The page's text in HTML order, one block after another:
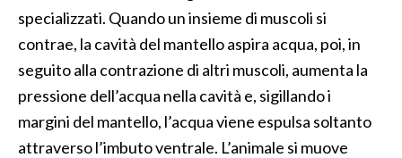
specializzati. Quando un insieme di muscoli si
contrae, la cavità del mantello aspira acqua, poi, in
seguito alla contrazione di altri muscoli, aumenta la
pressione dell’acqua nella cavità e, sigillando i
margini del mantello, l’acqua viene espulsa soltanto
attraverso l’imbuto ventrale. L’animale si muove